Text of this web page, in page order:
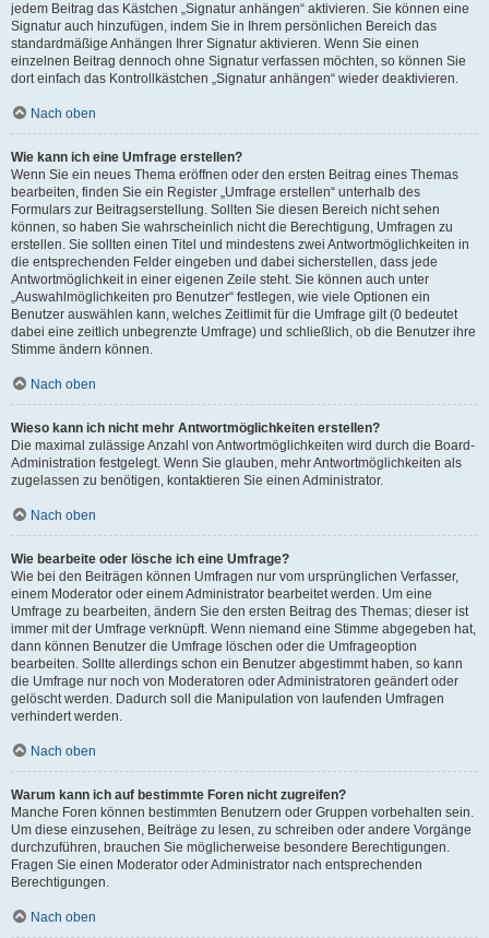
jedem Beitrag das Kästchen „Signatur anhängen“ aktivieren. Sie können eine
Signatur auch hinzufügen, indem Sie in Ihrem persönlichen Bereich das
standardmäßige Anhängen Ihrer Signatur aktivieren. Wenn Sie einen
einzelnen Beitrag dennoch ohne Signatur verfassen möchten, so können Sie
dort einfach das Kontrollkästchen „Signatur anhängen“ wieder deaktivieren.
Nach oben
Wie kann ich eine Umfrage erstellen?
Wenn Sie ein neues Thema eröffnen oder den ersten Beitrag eines Themas
bearbeiten, finden Sie ein Register „Umfrage erstellen“ unterhalb des
Formulars zur Beitragserstellung. Sollten Sie diesen Bereich nicht sehen
können, so haben Sie wahrscheinlich nicht die Berechtigung, Umfragen zu
erstellen. Sie sollten einen Titel und mindestens zwei Antwortmöglichkeiten in
die entsprechenden Felder eingeben und dabei sicherstellen, dass jede
Antwortmöglichkeit in einer eigenen Zeile steht. Sie können auch unter
„Auswahlmöglichkeiten pro Benutzer“ festlegen, wie viele Optionen ein
Benutzer auswählen kann, welches Zeitlimit für die Umfrage gilt (0 bedeutet
dabei eine zeitlich unbegrenzte Umfrage) und schließlich, ob die Benutzer ihre
Stimme ändern können.
Nach oben
Wieso kann ich nicht mehr Antwortmöglichkeiten erstellen?
Die maximal zulässige Anzahl von Antwortmöglichkeiten wird durch die Board-
Administration festgelegt. Wenn Sie glauben, mehr Antwortmöglichkeiten als
zugelassen zu benötigen, kontaktieren Sie einen Administrator.
Nach oben
Wie bearbeite oder lösche ich eine Umfrage?
Wie bei den Beiträgen können Umfragen nur vom ursprünglichen Verfasser,
einem Moderator oder einem Administrator bearbeitet werden. Um eine
Umfrage zu bearbeiten, ändern Sie den ersten Beitrag des Themas; dieser ist
immer mit der Umfrage verknüpft. Wenn niemand eine Stimme abgegeben hat,
dann können Benutzer die Umfrage löschen oder die Umfrageoption
bearbeiten. Sollte allerdings schon ein Benutzer abgestimmt haben, so kann
die Umfrage nur noch von Moderatoren oder Administratoren geändert oder
gelöscht werden. Dadurch soll die Manipulation von laufenden Umfragen
verhindert werden.
Nach oben
Warum kann ich auf bestimmte Foren nicht zugreifen?
Manche Foren können bestimmten Benutzern oder Gruppen vorbehalten sein.
Um diese einzusehen, Beiträge zu lesen, zu schreiben oder andere Vorgänge
durchzuführen, brauchen Sie möglicherweise besondere Berechtigungen.
Fragen Sie einen Moderator oder Administrator nach entsprechenden
Berechtigungen.
Nach oben